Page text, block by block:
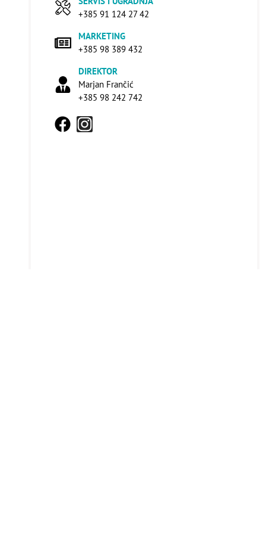
+385 91 124 27 42
MARKETING
+385 98 389 432
DIREKTOR
Marjan Frančić
+385 98 242 742